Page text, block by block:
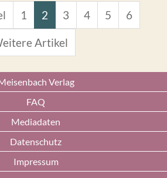
1 2 3 4 5 6
Artikel
Verlag
FAQ
Mediadaten
Datenschutz
Impressum